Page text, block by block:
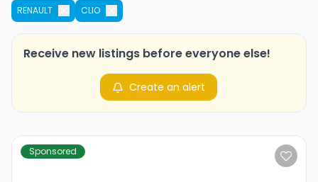
RENAULT CLIO
Receive new listings before everyone else!
Create an alert
Sponsored